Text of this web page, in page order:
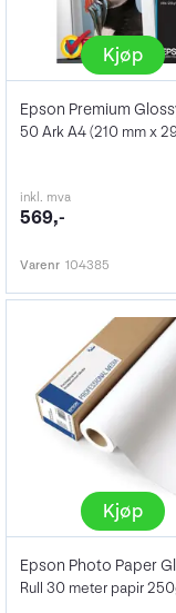
Kjøp
inkl. mva
569,-
Varenr 104385
Kjøp
Epson Photo Paper
Rull 30 meter papir